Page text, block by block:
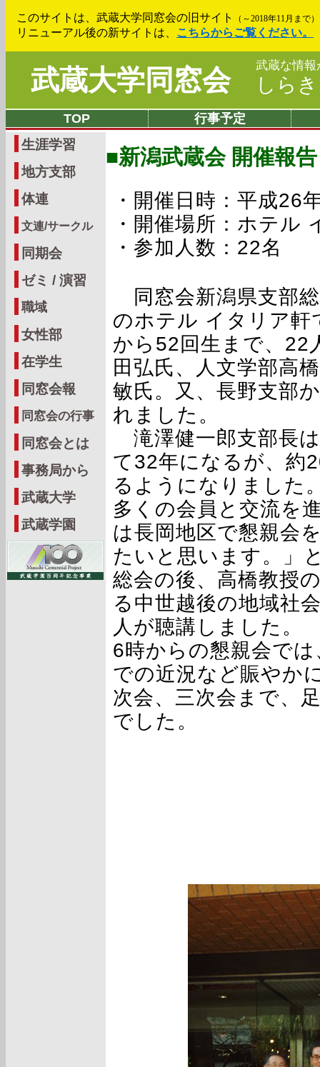
このサイトは、武蔵大学同窓会の旧サイト （～2018年11月まで）
リニューアル後の新サイトは、
こちらからご覧ください。
武蔵大学同窓会 武蔵な情報
しら
TOP 行事予定
生涯学習
地方支部
体連
文連/サークル
同期会
ゼミ / 演習
職域
女性部
在学生
同窓会報
同窓会の行事
同窓会とは
事務局から
武蔵大学
武蔵学園
■新潟武蔵会 開催報告
・開催日時：平成26
・開催場所：ホテル
・参加人数：22名
同窓会新潟県支部
のホテル イタリア軒
から52回生まで、22
田弘氏、人文学部高
敏氏。又、長野支部
れました。
滝澤健一郎支部長
て32年になるが、約
るようになりました
多くの会員と交流を
は長岡地区で懇親会
たいと思います。」
総会の後、高橋教授
る中世越後の地域社
人が聴講しました。
6時からの懇親会で
での近況など賑やか
次会、三次会まで、
でした。